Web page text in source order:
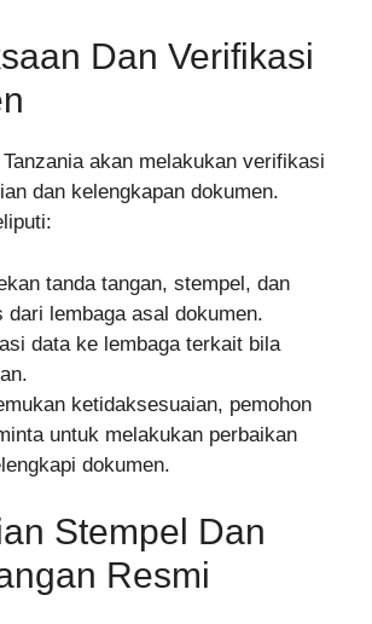
Dan Verifikasi
akan melakukan verifikasi
dan kelengkapan dokumen.
tanda tangan, stempel, dan
dari lembaga asal dokumen.
data ke lembaga terkait bila
ketidaksesuaian, pemohon
untuk melakukan perbaikan
dokumen.
Stempel Dan
Resmi